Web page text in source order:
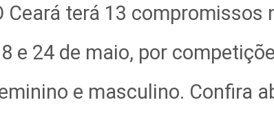
Ceará terá 13 compromissos
e 24 de maio, por
e masculino. Confira